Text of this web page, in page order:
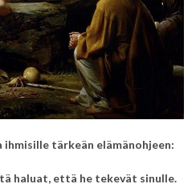
ihmisille tärkeän elämänohjeen:
haluat, että he tekevät sinulle.